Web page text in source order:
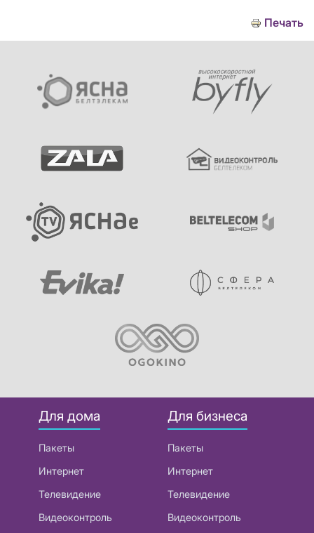
Печать
Для дома
Пакеты
Интернет
Телевидение
Видеоконтроль
Для бизнеса
Пакеты
Интернет
Телевидение
Видеоконтроль